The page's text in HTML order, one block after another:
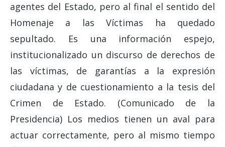
agentes del Estado, pero al final el sentido del
Homenaje a las Víctimas ha quedado
sepultado. Es una información espejo,
institucionalizado un discurso de derechos de
las víctimas, de garantías a la expresión
ciudadana y de cuestionamiento a la tesis del
Crimen de Estado. (Comunicado de la
Presidencia) Los medios tienen un aval para
actuar correctamente, pero al mismo tiempo